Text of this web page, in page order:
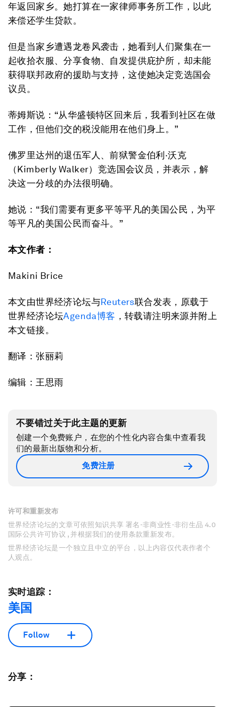
年返回家乡。她打算在一家律师事务所工作，以此
来偿还学生贷款。
但是当家乡遭遇龙卷风袭击，她看到人们聚集在一
起收拾衣服、分享食物、自发提供庇护所，却未能
获得联邦政府的援助与支持，这使她决定竞选国会
议员。
蒂姆斯说：“从华盛顿特区回来后，我看到社区在做
工作，但他们交的税没能用在他们身上。”
佛罗里达州的退伍军人、前狱警金伯利·沃克
（Kimberly Walker）竞选国会议员，并表示，解
决这一分歧的办法很明确。
她说：“我们需要有更多平等平凡的美国公民，为平
等平凡的美国公民而奋斗。”
本文作者：
Makini Brice
本文由世界经济论坛与Reuters联合发表，原载于
世界经济论坛Agenda博客 ，转载请注明来源并附上
本文链接。
翻译：张丽莉
编辑：王思雨
不要错过关于此主题的更新
创建一个免费账户，在您的个性化内容合集中查看我
们的最新出版物和分析。
免费注册
许可和重新发布
世界经济论坛的文章可依照知识共享 署名-非商业性-非衍生品 4.0
国际公共许可协议 , 并根据我们的使用条款重新发布。
世界经济论坛是一个独立且中立的平台，以上内容仅代表作者个
人观点。
实时追踪：
美国
Follow
分享：